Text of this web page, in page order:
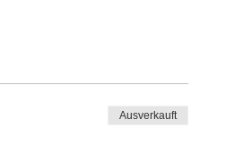
Ausverkauft